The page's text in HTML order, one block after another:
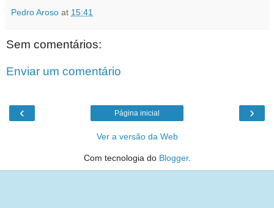
Pedro Aroso at 15:41
Sem comentários:
Enviar um comentário
‹ ›
Página inicial
Ver a versão da Web
Com tecnologia do Blogger.